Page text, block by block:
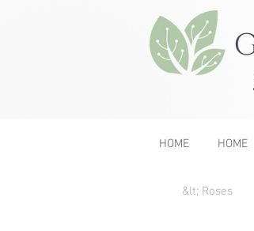
HOME HOME
&lt; Roses